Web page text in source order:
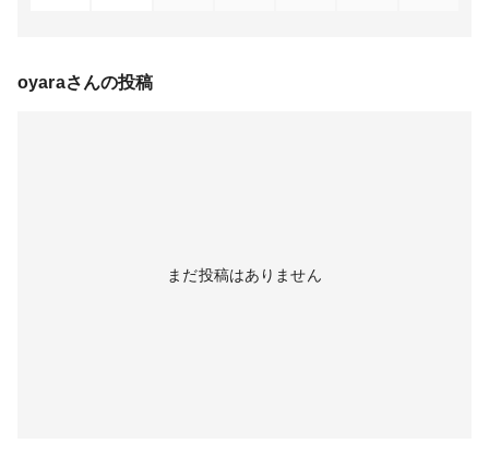
oyaraさんの投稿
まだ投稿はありません